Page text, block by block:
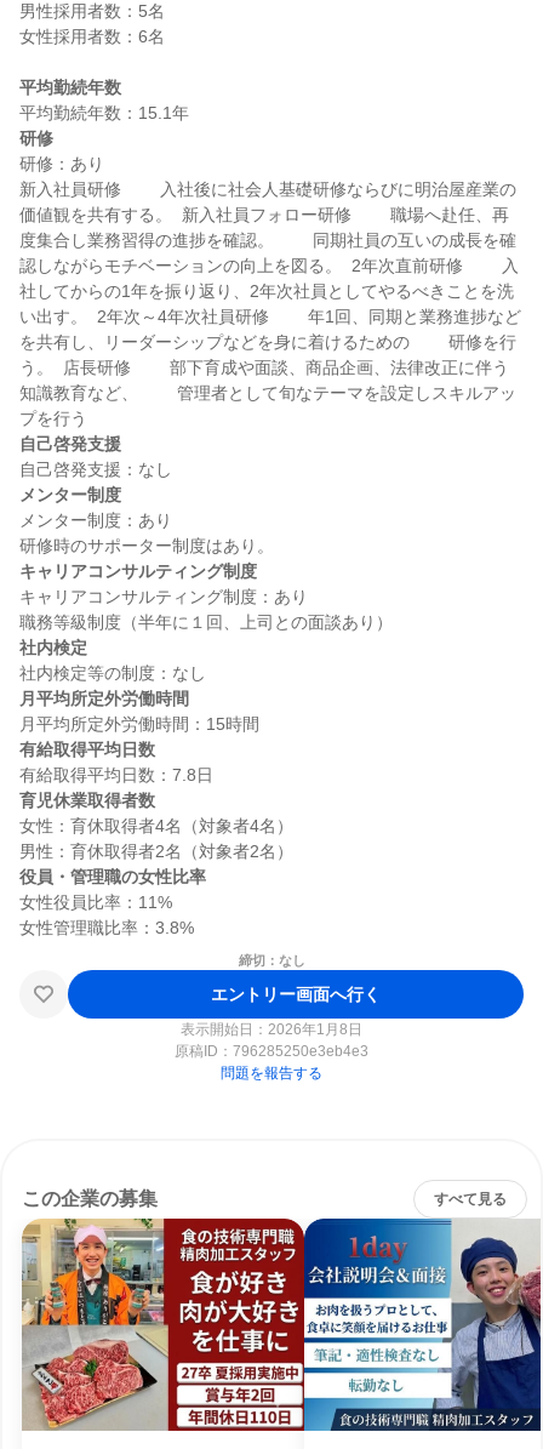
男性採用者数：5名
女性採用者数：6名
平均勤続年数
研修
研修：あり
新入社員研修 　　入社後に社会人基礎研修ならびに明治屋産業の
価値観を共有する。  新入社員フォロー研修 　　職場へ赴任、再
度集合し業務習得の進捗を確認。 　　同期社員の互いの成長を確
認しながらモチベーションの向上を図る。  2年次直前研修 　　入
社してからの1年を振り返り、2年次社員としてやるべきことを洗
い出す。  2年次～4年次社員研修 　　年1回、同期と業務進捗など
を共有し、リーダーシップなどを身に着けるための 　　研修を行
う。  店長研修 　　部下育成や面談、商品企画、法律改正に伴う
知識教育など、 　　管理者として旬なテーマを設定しスキルアッ
自己啓発支援
メンター制度
メンター制度：あり
キャリアコンサルティング制度
キャリアコンサルティング制度：あり
社内検定
月平均所定外労働時間
有給取得平均日数
育児休業取得者数
女性：育休取得者4名（対象者4名）
役員・管理職の女性比率
女性役員比率：11%
締切：なし
エントリー画面へ行く
表示開始日：2026年1月8日
原稿ID： 796285250e3eb4e3
問題を報告する
この企業の募集 すべて見る